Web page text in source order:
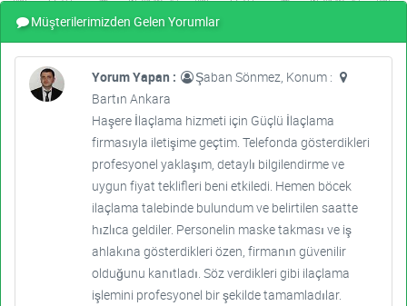
Müşterilerimizden Gelen Yorumlar
Yorum Yapan :
Şaban Sönmez, Konum :
Bartın Ankara
Haşere İlaçlama hizmeti için Güçlü İlaçlama
firmasıyla iletişime geçtim. Telefonda gösterdikleri
profesyonel yaklaşım, detaylı bilgilendirme ve
uygun fiyat teklifleri beni etkiledi. Hemen böcek
ilaçlama talebinde bulundum ve belirtilen saatte
hızlıca geldiler. Personelin maske takması ve iş
ahlakına gösterdikleri özen, firmanın güvenilir
olduğunu kanıtladı. Söz verdikleri gibi ilaçlama
işlemini profesyonel bir şekilde tamamladılar.